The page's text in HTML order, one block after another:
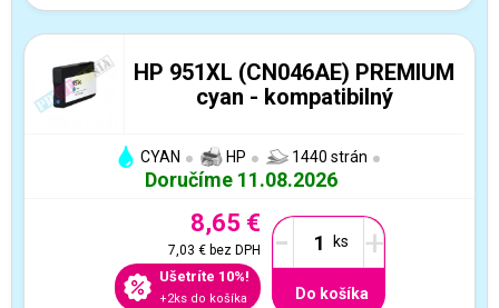
HP 951XL (CN046AE) PREMIUM
cyan - kompatibilný
CYAN HP 1440 strán
Doručíme 11.08.2026
8,65 €
7,03 €bez DPH
Ušetríte 10%!
+2ks do košíka
- +
Do košíka